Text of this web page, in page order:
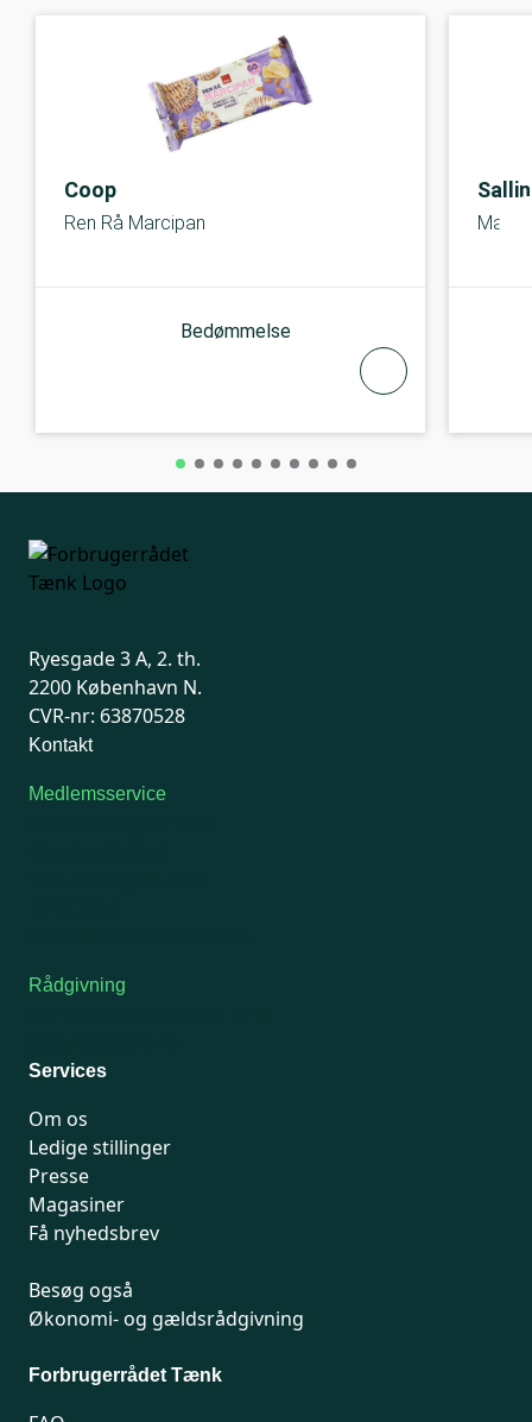
Coop
Ren Rå Marcipan
Bedømmelse
Ryesgade 3 A, 2. th.
2200 København N.
CVR-nr: 63870528
Kontakt
Medlemsservice
Rådgivning
Services
Om os
Ledige stillinger
Presse
Magasiner
Få nyhedsbrev
Besøg også
Økonomi- og gældsrådgivning
Forbrugerrådet Tænk